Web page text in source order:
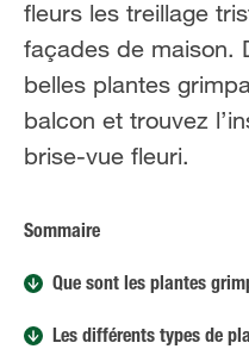
fleurs les treillage
façades de maison.
belles plantes
balcon et trouvez
brise-vue fleuri.
Sommaire
Que sont les plantes
Les différents types de